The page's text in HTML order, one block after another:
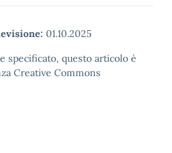
01.10.2025
specificato, questo articolo è
Creative Commons